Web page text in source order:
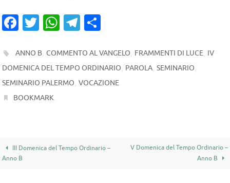
Fa
e
b
o
o
T
it
te
r
W
at
s
A
T
e
gr
a
n
di
vi
ANNO B,COMMENTO AL VANGELO, FRAMMENTI DI LUCE, IV
DOMENICA DEL TEMPO ORDINARIO, PAROLA, SEMINARIO,
SEMINARIO PALERMO, VOCAZIONE
BOOKMARK
III Domenica del Tempo Ordinario –
Anno B
V Domenica del Tempo Ordinario –
Anno B